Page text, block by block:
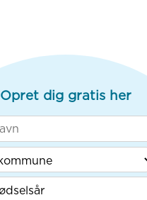
Opret dig gratis her